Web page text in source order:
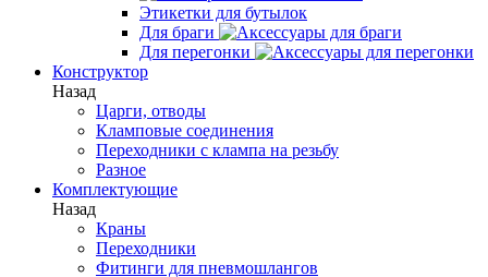
Этикетки для бутылок
Для браги
Для перегонки
Конструктор
Назад
Царги, отводы
Кламповые соединения
Переходники с клампа на резьбу
Разное
Комплектующие
Назад
Краны
Переходники
Фитинги для пневмошлангов